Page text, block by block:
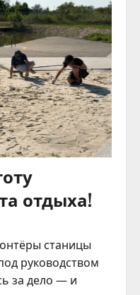
питомцев!
по
с
отдыха!
станицы
руководством
за дело — и